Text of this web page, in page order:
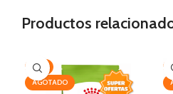
Productos
-7%
AGOTADO